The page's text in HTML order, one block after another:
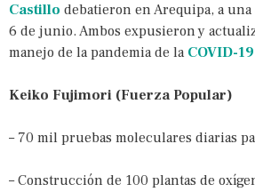
Castillo debatieron en Arequipa, a
6 de junio. Ambos expusieron y
manejo de la pandemia de la COVID-19
Keiko Fujimori (Fuerza Popular)
– 70 mil pruebas moleculares diarias
– Construcción de 100 plantas de